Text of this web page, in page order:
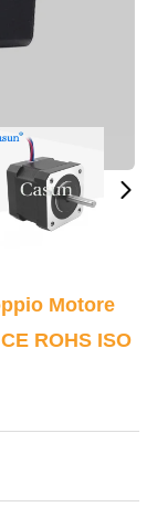
Motore
ROHS ISO